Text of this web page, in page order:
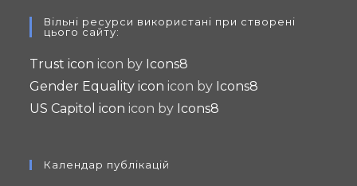
new
tab
Вільні ресурси використані при створені
цього сайту:
Trust icon icon by Icons8
Gender Equality icon icon by Icons8
US Capitol icon icon by Icons8
Календар публікацій